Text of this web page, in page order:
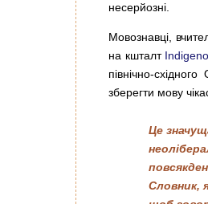
несерйозні.
Мовознавці,
на кшталт
північно-
зберегти мову
Це
Словник,